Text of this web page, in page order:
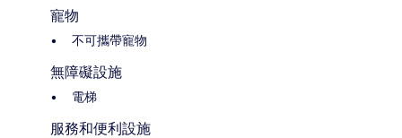
寵物
不可攜帶寵物
無障礙設施
電梯
服務和便利設施